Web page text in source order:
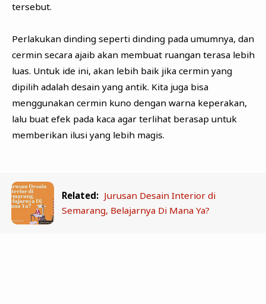
tersebut.
Perlakukan dinding seperti dinding pada umumnya, dan
cermin secara ajaib akan membuat ruangan terasa lebih
luas. Untuk ide ini, akan lebih baik jika cermin yang
dipilih adalah desain yang antik. Kita juga bisa
menggunakan cermin kuno dengan warna keperakan,
lalu buat efek pada kaca agar terlihat berasap untuk
memberikan ilusi yang lebih magis.
Related: Jurusan Desain Interior di
Semarang, Belajarnya Di Mana Ya?